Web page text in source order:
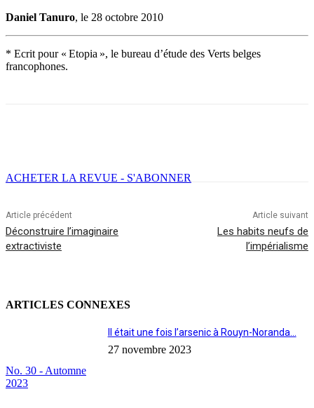
Daniel Tanuro, le 28 octobre 2010
* Ecrit pour « Etopia », le bureau d’étude des Verts belges
francophones.
ACHETER LA REVUE - S'ABONNER
Article précédent
Déconstruire l’imaginaire
extractiviste
Article suivant
Les habits neufs de
l’impérialisme
ARTICLES CONNEXES
No. 30 - Automne
2023
Il était une fois l’arsenic à Rouyn-Noranda…
27 novembre 2023